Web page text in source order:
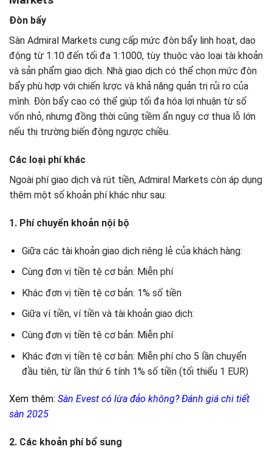
Đòn bẩy
Sàn Admiral Markets cung cấp mức đòn bẩy linh hoạt, dao
động từ 1:10 đến tối đa 1:1000, tùy thuộc vào loại tài khoản
và sản phẩm giao dịch. Nhà giao dịch có thể chọn mức đòn
bẩy phù hợp với chiến lược và khả năng quản trị rủi ro của
mình. Đòn bẩy cao có thể giúp tối đa hóa lợi nhuận từ số
vốn nhỏ, nhưng đồng thời cũng tiềm ẩn nguy cơ thua lỗ lớn
nếu thị trường biến động ngược chiều.
Các loại phí khác
Ngoài phí giao dịch và rút tiền, Admiral Markets còn áp dụng
thêm một số khoản phí khác như sau:
1. Phí chuyển khoản nội bộ
Giữa các tài khoản giao dịch riêng lẻ của khách hàng:
Cùng đơn vị tiền tệ cơ bản: Miễn phí
Khác đơn vị tiền tệ cơ bản: 1% số tiền
Giữa ví tiền, ví tiền và tài khoản giao dịch:
Cùng đơn vị tiền tệ cơ bản: Miễn phí
Khác đơn vị tiền tệ cơ bản: Miễn phí cho 5 lần chuyển
đầu tiên, từ lần thứ 6 tính 1% số tiền (tối thiểu 1 EUR)
Xem thêm: Sàn Evest có lừa đảo không? Đánh giá chi tiết
sàn 2025
2. Các khoản phí bổ sung